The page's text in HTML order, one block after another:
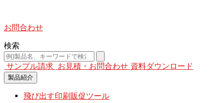
お問合わせ
検索
サンプル請求 お見積・お問合わせ 資料ダウンロード
製品紹介
飛び出す印刷販促ツール